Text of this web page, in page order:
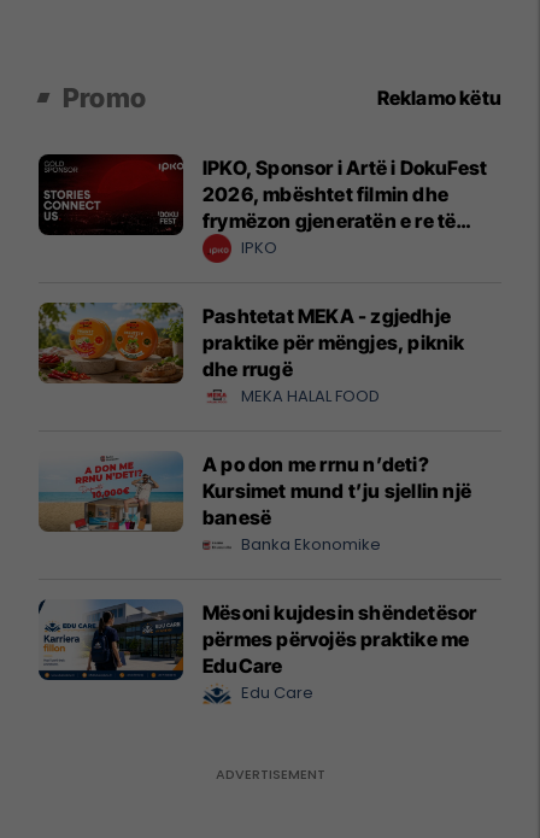
Promo Reklamo këtu
IPKO, Sponsor i Artë i DokuFest
2026, mbështet filmin dhe
frymëzon gjeneratën e re të
krijuesve
IPKO
Pashtetat MEKA - zgjedhje
praktike për mëngjes, piknik
dhe rrugë
MEKA HALAL FOOD
A po don me rrnu n’deti?
Kursimet mund t’ju sjellin një
banesë
Banka Ekonomike
Mësoni kujdesin shëndetësor
përmes përvojës praktike me
EduCare
Edu Care